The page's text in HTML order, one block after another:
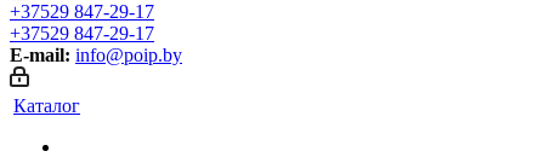
+37529 847-29-17‬
+37529 847-29-17‬
E-mail: info@poip.by
Каталог